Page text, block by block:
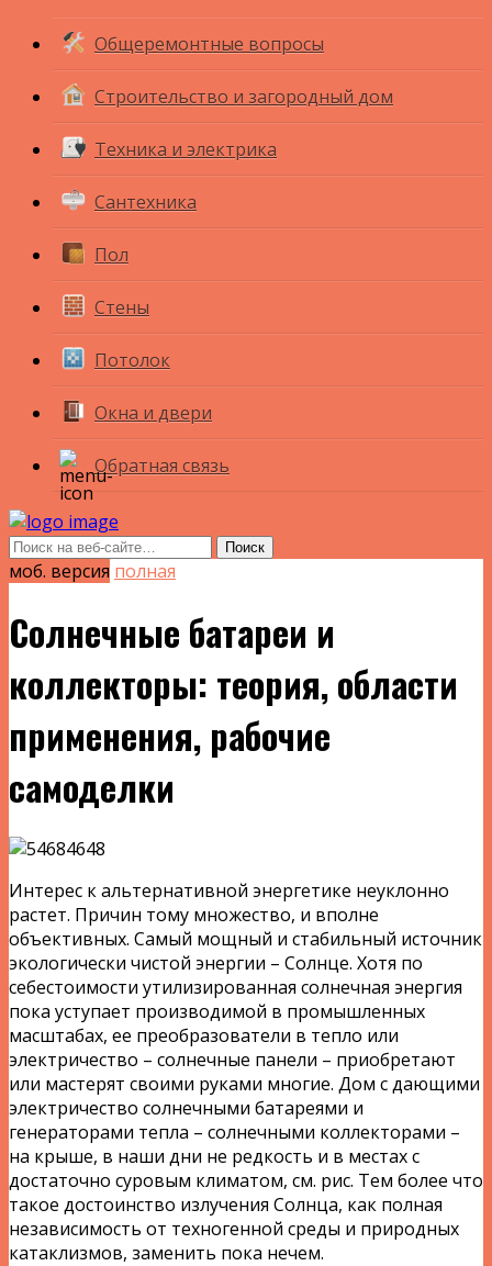
Общеремонтные вопросы
Строительство и загородный дом
Техника и электрика
Сантехника
Пол
Стены
Потолок
Окна и двери
Обратная связь
моб. версия полная
Солнечные батареи и
коллекторы: теория, области
применения, рабочие
самоделки
Интерес к альтернативной энергетике неуклонно
растет. Причин тому множество, и вполне
объективных. Самый мощный и стабильный источник
экологически чистой энергии – Солнце. Хотя по
себестоимости утилизированная солнечная энергия
пока уступает производимой в промышленных
масштабах, ее преобразователи в тепло или
электричество – солнечные панели – приобретают
или мастерят своими руками многие. Дом с дающими
электричество солнечными батареями и
генераторами тепла – солнечными коллекторами –
на крыше, в наши дни не редкость и в местах с
достаточно суровым климатом, см. рис. Тем более что
такое достоинство излучения Солнца, как полная
независимость от техногенной среды и природных
катаклизмов, заменить пока нечем.